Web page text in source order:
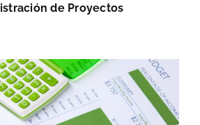
de Proyectos